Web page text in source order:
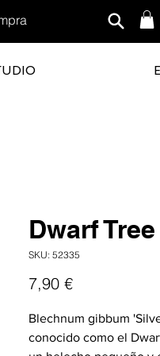
Dwarf
SKU: 52335
7,90 €Precio
Blechnum gibbum
conocido como el